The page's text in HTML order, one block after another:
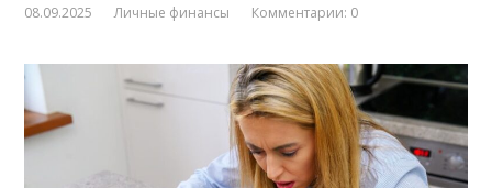
08.09.2025 Личные финансы Комментарии: 0